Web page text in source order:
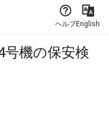
ヘルプEnglish
号機の保安検